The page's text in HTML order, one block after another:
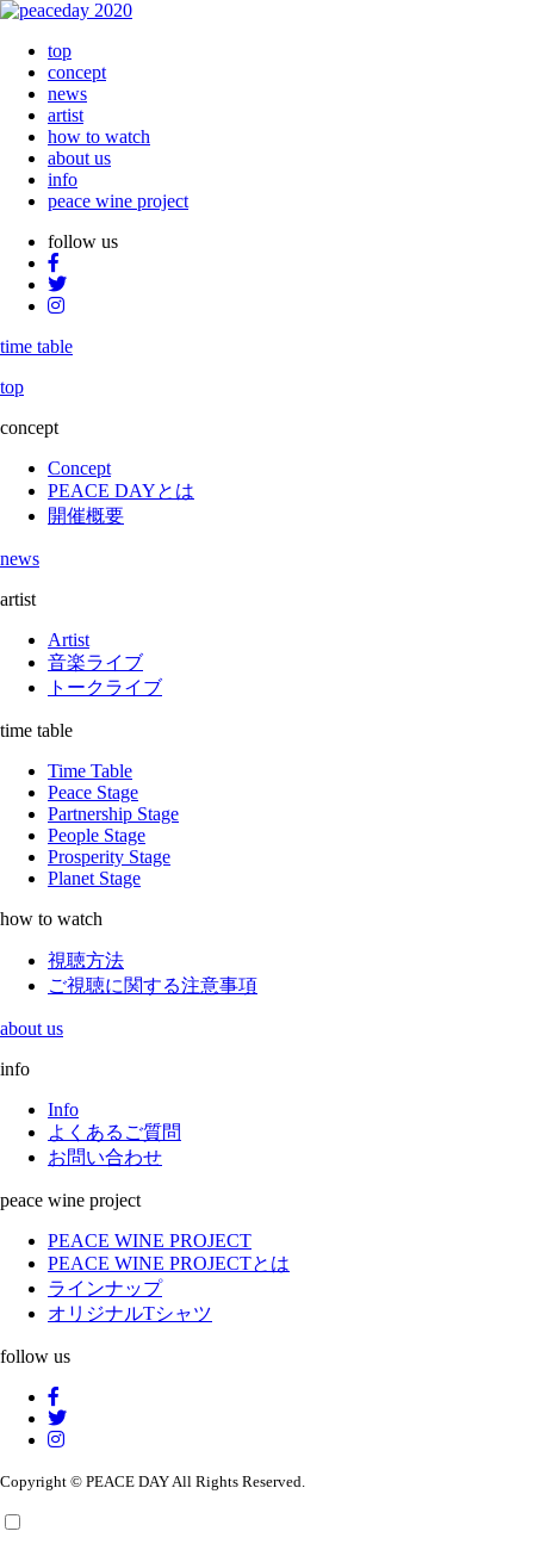
top
concept
news
artist
how to watch
about us
info
peace wine project
follow us
time table
top
concept
Concept
PEACE DAYとは
開催概要
news
artist
Artist
音楽ライブ
トークライブ
time table
Time Table
Peace Stage
Partnership Stage
People Stage
Prosperity Stage
Planet Stage
how to watch
視聴方法
ご視聴に関する注意事項
about us
info
Info
よくあるご質問
お問い合わせ
peace wine project
PEACE WINE PROJECT
PEACE WINE PROJECTとは
ラインナップ
オリジナルTシャツ
follow us
Copyright © PEACE DAY All Rights Reserved.